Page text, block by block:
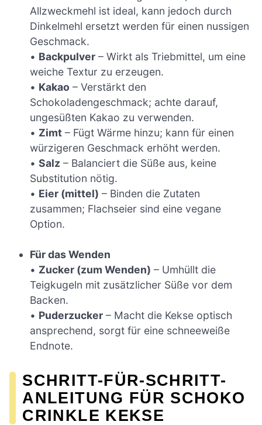
Allzweckmehl ist ideal, kann jedoch durch
Dinkelmehl ersetzt werden für einen nussigen
Geschmack.
• Backpulver – Wirkt als Triebmittel, um eine
weiche Textur zu erzeugen.
• Kakao – Verstärkt den
Schokoladengeschmack; achte darauf,
ungesüßten Kakao zu verwenden.
• Zimt – Fügt Wärme hinzu; kann für einen
würzigeren Geschmack erhöht werden.
•Salz – Balanciert die Süße aus, keine
Substitution nötig.
• Eier (mittel) – Binden die Zutaten
zusammen; Flachseier sind eine vegane
Option.
Für das Wenden
• Zucker (zum Wenden) – Umhüllt die
Teigkugeln mit zusätzlicher Süße vor dem
Backen.
• Puderzucker – Macht die Kekse optisch
ansprechend, sorgt für eine schneeweiße
Endnote.
SCHRITT-FÜR-SCHRITT-
ANLEITUNG FÜR SCHOKO
CRINKLE KEKSE